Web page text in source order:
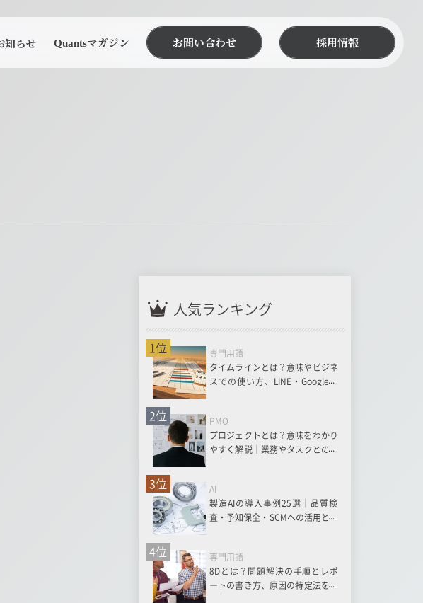
知らせ Quantsマガジン お問い合わせ 採用情報
人気ランキング
専門用語
タイムラインとは？意味やビジネ
スでの使い方、LINE・Googleマ
1位
PMO
プロジェクトとは？意味をわかり
やすく解説｜業務やタスクとの違
2位
AI
製造AIの導入事例25選｜品質検
査・予知保全・SCMへの活用とメ
3位
専門用語
8Dとは？問題解決の手順とレポ
ートの書き方、原因の特定法を解
4位